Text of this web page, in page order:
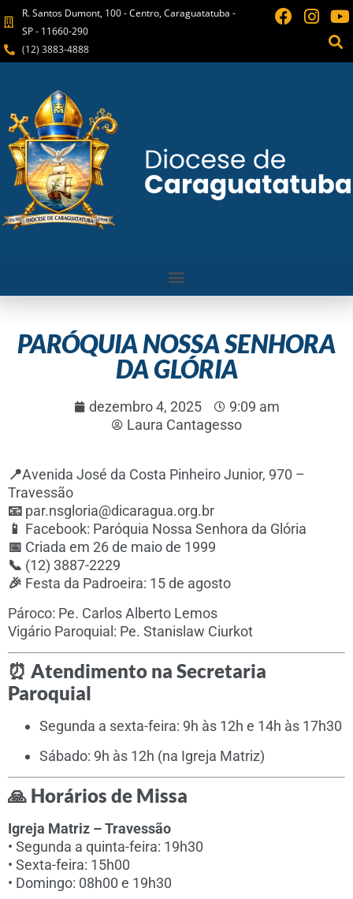
R. Santos Dumont, 100 - Centro, Caraguatatuba -
SP - 11660-290
(12) 3883-4888
PARÓQUIA NOSSA SENHORA
DA GLÓRIA
dezembro 4, 2025
9:09 am
Laura Cantagesso
📍Avenida José da Costa Pinheiro Junior, 970 –
Travessão
📧 par.nsgloria@dicaragua.org.br
📱 Facebook: Paróquia Nossa Senhora da Glória
📅 Criada em 26 de maio de 1999
📞 (12) 3887-2229
🎉 Festa da Padroeira: 15 de agosto
Pároco: Pe. Carlos Alberto Lemos
Vigário Paroquial: Pe. Stanislaw Ciurkot
⏰ Atendimento na Secretaria
Paroquial
Segunda a sexta-feira: 9h às 12h e 14h às 17h30
Sábado: 9h às 12h (na Igreja Matriz)
🙏 Horários de Missa
Igreja Matriz – Travessão
• Segunda a quinta-feira: 19h30
• Sexta-feira: 15h00
• Domingo: 08h00 e 19h30